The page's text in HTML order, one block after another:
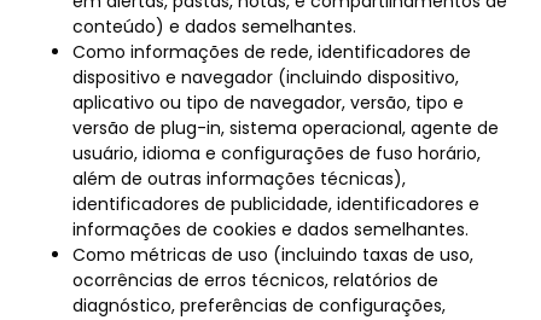
conteúdo) e dados semelhantes.
Como informações de rede, identificadores de
dispositivo e navegador (incluindo dispositivo,
aplicativo ou tipo de navegador, versão, tipo e
versão de plug-in, sistema operacional, agente de
usuário, idioma e configurações de fuso horário,
além de outras informações técnicas),
identificadores de publicidade, identificadores e
informações de cookies e dados semelhantes.
Como métricas de uso (incluindo taxas de uso,
ocorrências de erros técnicos, relatórios de
diagnóstico, preferências de configurações,